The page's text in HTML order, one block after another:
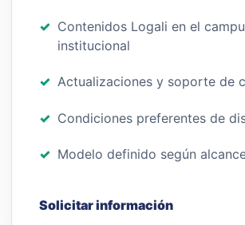
Contenidos Logali en el
institucional
Actualizaciones y soporte de
Condiciones preferentes de
Modelo definido según
Solicitar información